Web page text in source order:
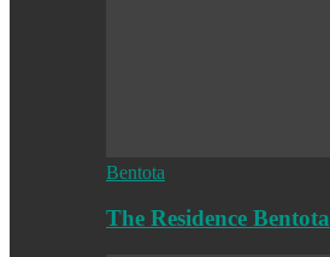
Bentota
The Residence Bentota